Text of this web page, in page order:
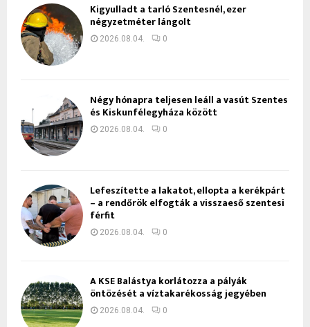
Kigyulladt a tarló Szentesnél, ezer
négyzetméter lángolt
2026.08.04. 0
Négy hónapra teljesen leáll a vasút Szentes
és Kiskunfélegyháza között
2026.08.04. 0
Lefeszítette a lakatot, ellopta a kerékpárt
– a rendőrök elfogták a visszaeső szentesi
férfit
2026.08.04. 0
A KSE Balástya korlátozza a pályák
öntözését a víztakarékosság jegyében
2026.08.04. 0